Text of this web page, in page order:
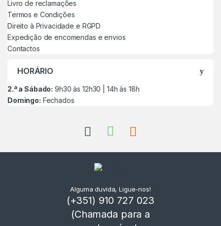
Livro de reclamações
Termos e Condições
Direito à Privacidade e RGPD
Expedição de encomendas e envios
Contactos
HORÁRIO
2.ª a Sábado: 9h30 às 12h30 | 14h às 18h
Domingo: Fechados
Alguma duvida, Ligue-nos!
(+351) 910 727 023
(Chamada para a